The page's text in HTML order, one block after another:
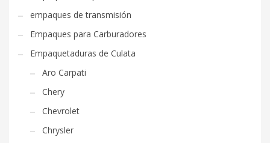
empaques de transmisión
Empaques para Carburadores
Empaquetaduras de Culata
Aro Carpati
Chery
Chevrolet
Chrysler